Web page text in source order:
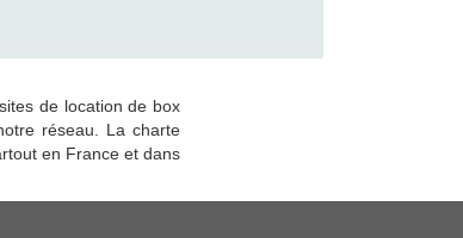
de location de box
réseau. La charte
en France et dans